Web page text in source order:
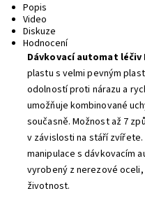
Popis
Video
Diskuze
Hodnocení
Dávkovací automat léčiv
plastu s velmi pevným
odolností proti nárazu a
umožňuje kombinované
současně. Možnost až 7
v závislosti na stáří
manipulace s dávkovacím
vyrobený z nerezové
životnost.